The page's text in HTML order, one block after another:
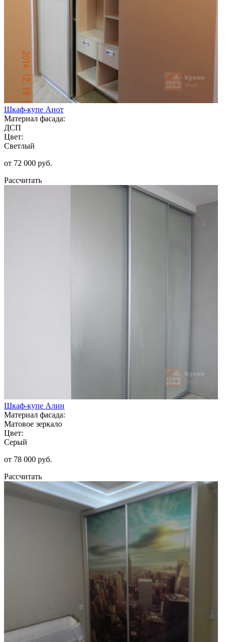
Шкаф-купе Анот
Материал фасада:
ДСП
Цвет:
Светлый
от 72 000 руб.
Рассчитать
Шкаф-купе Алин
Материал фасада:
Матовое зеркало
Цвет:
Серый
от 78 000 руб.
Рассчитать